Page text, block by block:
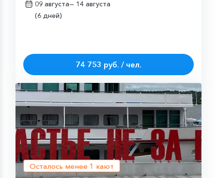
09 августа— 14 августа
(6 дней)
74 753 руб. / чел.
Осталось менее 1 кают